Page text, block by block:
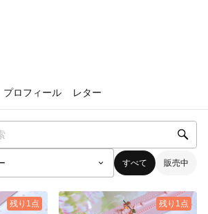
プロフィール レター
すべて 販売中
残り1点 残り1点